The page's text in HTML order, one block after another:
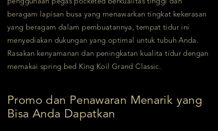
penggunaan pegas pocketed berkualitas tinggi dan
beragam lapisan busa yang menawarkan tingkat kekerasan
yang beragam dalam pembuatannya, tempat tidur ini
menyediakan dukungan yang optimal untuk tubuh Anda.
Rasakan kenyamanan dan peningkatan kualita tidur dengan
memakai spring bed King Koil Grand Classic.
Promo dan Penawaran Menarik yang
Bisa Anda Dapatkan